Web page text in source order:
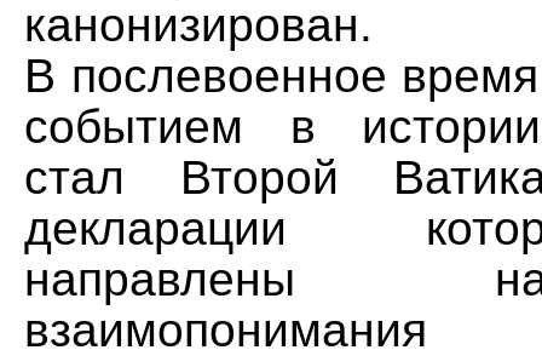
канонизирован.
В послевоенное
событием в
стал Второй
декларации
направлены